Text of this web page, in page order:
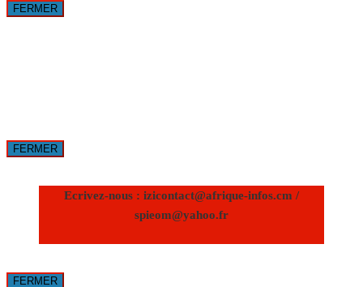
FERMER
FERMER
Ecrivez-nous : izicontact@afrique-infos.cm /
spieom@yahoo.fr
FERMER